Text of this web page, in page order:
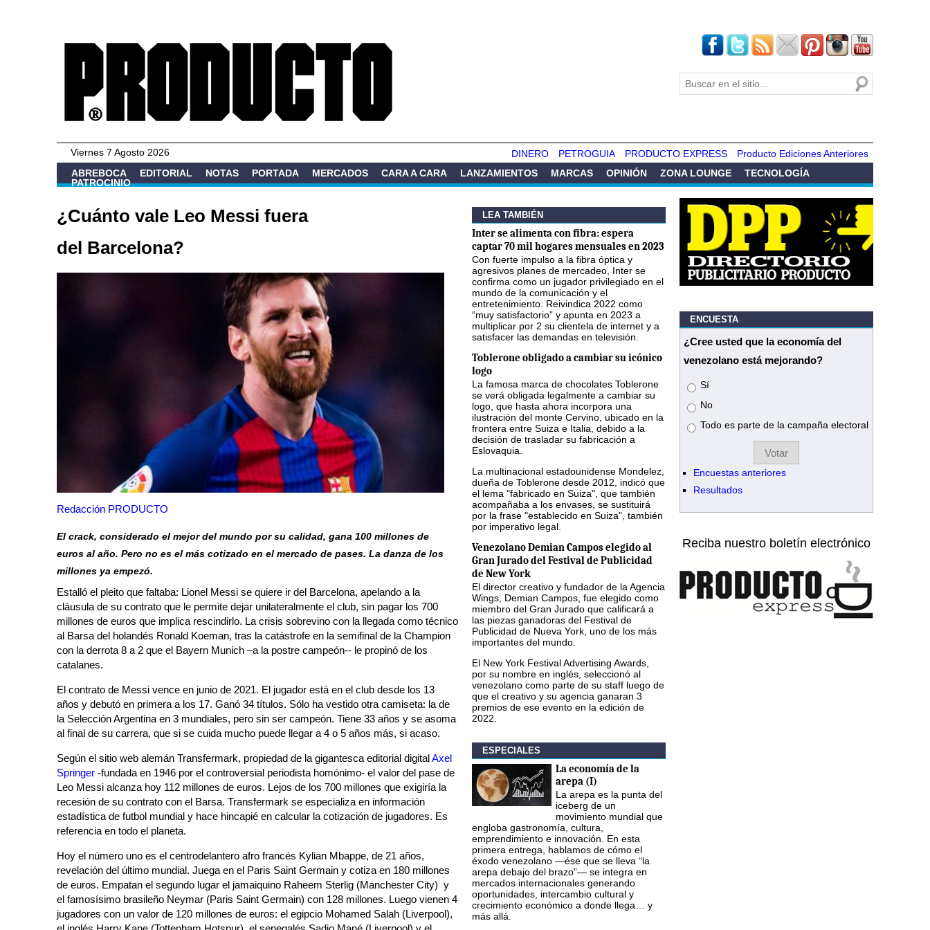
búsqueda
Buscar
Viernes 7 Agosto 2026 Producto Ediciones Anteriores
PRODUCTO EXPRESS
PETROGUIA
DINERO
ABREBOCA
EDITORIAL NOTAS PORTADA MERCADOS CARA A CARA LANZAMIENTOS MARCAS OPINIÓN ZONA LOUNGE
TECNOLOGÍA
PATROCINIO
¿Cuánto vale Leo Messi fuera
del Barcelona?
Redacción PRODUCTO
El crack, considerado el mejor del mundo por su calidad, gana 100 millones de
euros al año. Pero no es el más cotizado en el mercado de pases. La danza de los
millones ya empezó.
Estalló el pleito que faltaba: Lionel Messi se quiere ir del Barcelona, apelando a la
cláusula de su contrato que le permite dejar unilateralmente el club, sin pagar los 700
millones de euros que implica rescindirlo. La crisis sobrevino con la llegada como técnico
al Barsa del holandés Ronald Koeman, tras la catástrofe en la semifinal de la Champion
con la derrota 8 a 2 que el Bayern Munich –a la postre campeón-- le propinó de los
catalanes.
El contrato de Messi vence en junio de 2021. El jugador está en el club desde los 13
años y debutó en primera a los 17. Ganó 34 títulos. Sólo ha vestido otra camiseta: la de
la Selección Argentina en 3 mundiales, pero sin ser campeón. Tiene 33 años y se asoma
al final de su carrera, que si se cuida mucho puede llegar a 4 o 5 años más, si acaso.
Según el sitio web alemán Transfermark, propiedad de la gigantesca editorial digitalAxel
Springer -fundada en 1946 por el controversial periodista homónimo- el valor del pase de
Leo Messi alcanza hoy 112 millones de euros. Lejos de los 700 millones que exigiría la
recesión de su contrato con el Barsa. Transfermark se especializa en información
estadística de futbol mundial y hace hincapié en calcular la cotización de jugadores. Es
referencia en todo el planeta.
Hoy el número uno es el centrodelantero afro francés Kylian Mbappe, de 21 años,
revelación del último mundial. Juega en el Paris Saint Germain y cotiza en 180 millones
de euros. Empatan el segundo lugar el jamaiquino Raheem Sterlig (Manchester City) y
el famosísimo brasileño Neymar (Paris Saint Germain) con 128 millones. Luego vienen 4
jugadores con un valor de 120 millones de euros: el egipcio Mohamed Salah (Liverpool),
LEA TAMBIÉN
Inter se alimenta con fibra: espera
captar 70 mil hogares mensuales en 2023
Con fuerte impulso a la fibra óptica y
agresivos planes de mercadeo, Inter se
confirma como un jugador privilegiado en el
mundo de la comunicación y el
entretenimiento. Reivindica 2022 como
“muy satisfactorio” y apunta en 2023 a
multiplicar por 2 su clientela de internet y a
satisfacer las demandas en televisión.
Toblerone obligado a cambiar su icónico
logo
La famosa marca de chocolates Toblerone
se verá obligada legalmente a cambiar su
logo, que hasta ahora incorpora una
ilustración del monte Cervino, ubicado en la
frontera entre Suiza e Italia, debido a la
decisión de trasladar su fabricación a
Eslovaquia.
La multinacional estadounidense Mondelez,
dueña de Toblerone desde 2012, indicó que
el lema "fabricado en Suiza", que también
acompañaba a los envases, se sustituirá
por la frase "establecido en Suiza", también
por imperativo legal.
Venezolano Demian Campos elegido al
Gran Jurado del Festival de Publicidad
de New York
El director creativo y fundador de la Agencia
Wings, Demian Campos, fue elegido como
miembro del Gran Jurado que calificará a
las piezas ganadoras del Festival de
Publicidad de Nueva York, uno de los más
importantes del mundo.
El New York Festival Advertising Awards,
por su nombre en inglés, seleccionó al
venezolano como parte de su staff luego de
que el creativo y su agencia ganaran 3
premios de ese evento en la edición de
2022.
ESPECIALES
La economía de la
arepa (I)
La arepa es la punta del
iceberg de un
movimiento mundial que
engloba gastronomía, cultura,
emprendimiento e innovación. En esta
primera entrega, hablamos de cómo el
éxodo venezolano —ése que se lleva “la
arepa debajo del brazo”— se integra en
mercados internacionales generando
oportunidades, intercambio cultural y
crecimiento económico a donde llega… y
más allá.
ENCUESTA
¿Cree usted que la economía del
venezolano está mejorando?
Opciones
Sí
No
Todo es parte de la campaña electoral
Encuestas anteriores
Resultados
Reciba nuestro boletín electrónico